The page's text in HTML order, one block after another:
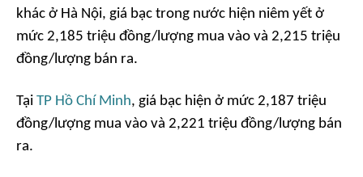
khác ở Hà Nội, giá bạc trong nước hiện niêm yết ở
mức 2,185 triệu đồng/lượng mua vào và 2,215 triệu
đồng/lượng bán ra.
Tại TP Hồ Chí Minh, giá bạc hiện ở mức 2,187 triệu
đồng/lượng mua vào và 2,221 triệu đồng/lượng bán
ra.